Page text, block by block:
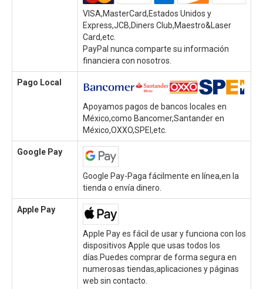
VISA,MasterCard,Estados Unidos y
Express,JCB,Diners Club,Maestro&Laser
Card,etc.
PayPal nunca comparte su información
financiera con nosotros.
Pago Local
Apoyamos pagos de bancos locales en
México,como Bancomer,Santander en
México,OXXO,SPEI,etc.
Google Pay
Google Pay-Paga fácilmente en línea,en la
tienda o envía dinero.
Apple Pay
Apple Pay es fácil de usar y funciona con los
dispositivos Apple que usas todos los
días.Puedes comprar de forma segura en
numerosas tiendas,aplicaciones y páginas
web sin contacto.